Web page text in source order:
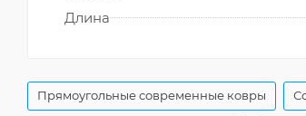
Длина
Прямоугольные современные ковры